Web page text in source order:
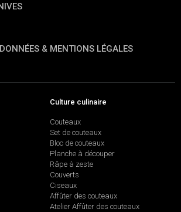
& MENTIONS LÉGALES
Culture culinaire
Couteaux
Set de couteaux
Bloc de couteaux
Planche à découper
Râpe à zeste
Couverts
Ciseaux
Affûter des couteaux
Atelier Affûter des couteaux